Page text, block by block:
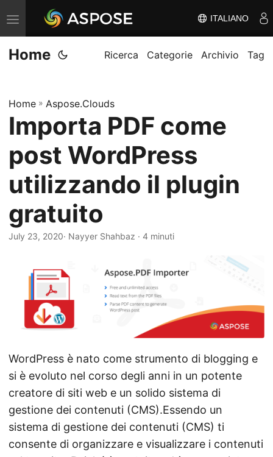
V
ä
x
n
a
i
e
r
i
n
ITALIANO
Home Ricerca Categorie Archivio Tag
Home » Aspose.Clouds
Importa PDF come
post WordPress
utilizzando il plugin
gratuito
July 23, 2020· Nayyer Shahbaz · 4 minuti
WordPress è nato come strumento di blogging e
si è evoluto nel corso degli anni in un potente
creatore di siti web e un solido sistema di
gestione dei contenuti (CMS).Essendo un
sistema di gestione dei contenuti (CMS) ti
consente di organizzare e visualizzare i contenuti